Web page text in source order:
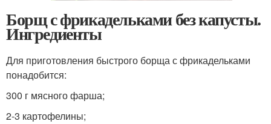
Борщ с фрикадельками без капусты.
Ингредиенты
Для приготовления быстрого борща с фрикадельками
понадобится:
300 г мясного фарша;
2-3 картофелины;